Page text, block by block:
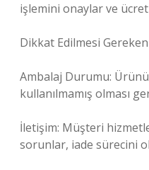
işlemini onaylar ve ücret
Dikkat Edilmesi
Ambalaj Durumu:
kullanılmamış olması
İletişim: Müşteri
sorunlar, iade sürecini